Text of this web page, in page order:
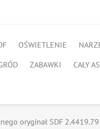
OŚWIETLENIE
ZABAWKI CAŁY
oryginał SDF